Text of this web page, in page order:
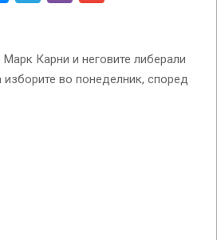
Карни и неговите либерали
изборите во понеделник, според